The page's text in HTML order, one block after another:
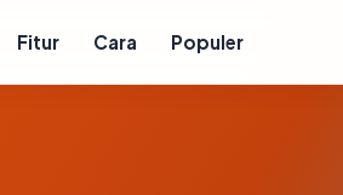
Fitur Cara Populer